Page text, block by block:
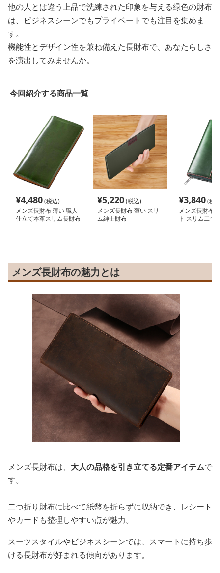
他の人とは違う上品で洗練された印象を与える緑色の財布
は、ビジネスシーンでもプライベートでも注目を集めま
す。
機能性とデザイン性を兼ね備えた長財布で、あなたらしさ
を演出してみませんか。
今回紹介する商品一覧
¥4,480(税込)
メンズ長財布 薄い 職人
仕立て本革スリム長財布
¥5,220(税込)
メンズ長財布 薄い スリ
ム紳士財布
¥3,840(税
メンズ長財布
ト スリム二つ
メンズ長財布の魅力とは
メンズ長財布は、 大人の品格を引き立てる定番アイテムで
す。
二つ折り財布に比べて紙幣を折らずに収納でき、レシート
やカードも整理しやすい点が魅力。
スーツスタイルやビジネスシーンでは、スマートに持ち歩
ける長財布が好まれる傾向があります。